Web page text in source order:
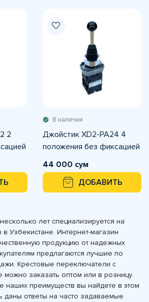
2
В наличии
Джойстик XD2-PA24 4
положения без фиксацией
44 000 сум
ДОБАВИТЬ
лет специализируется на
Узбекистане. Интернет-магазин
продукцию от надежных
предлагаются лучшие по
Крестовые переключатели с
заказать оптом или в розницу.
наших преимуществ вы найдете в этом
даны ответы на часто задаваемые